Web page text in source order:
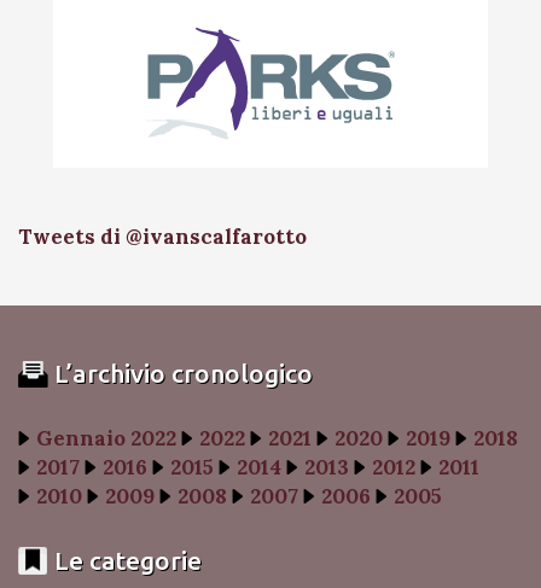
Tweets di @ivanscalfarotto
L’archivio cronologico
Gennaio 2022 2022 2021 2020 2019
2018
2017
2016 2015 2014 2013 2012
2011
2010
2009 2008 2007 2006 2005
Le categorie